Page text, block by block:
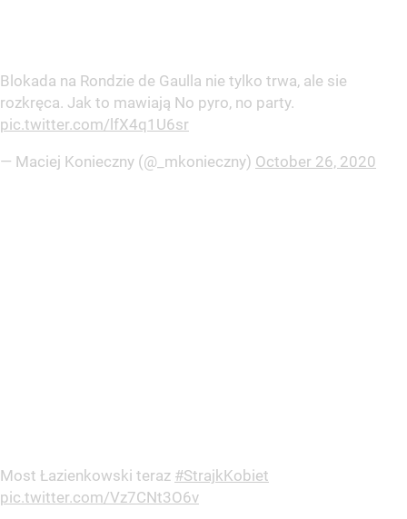
Blokada na Rondzie de Gaulla nie tylko trwa, ale sie
rozkręca. Jak to mawiają No pyro, no party.
pic.twitter.com/lfX4q1U6sr
— Maciej Konieczny (@_mkonieczny) October 26, 2020
Most Łazienkowski teraz #StrajkKobiet
pic.twitter.com/Vz7CNt3O6v